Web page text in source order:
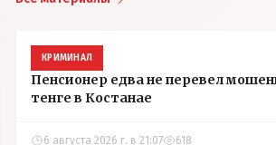
КРИМИНАЛ
Пенсионер едва не перевел
тенге в Костанае
6 августа 2026 г. в 21:07 618